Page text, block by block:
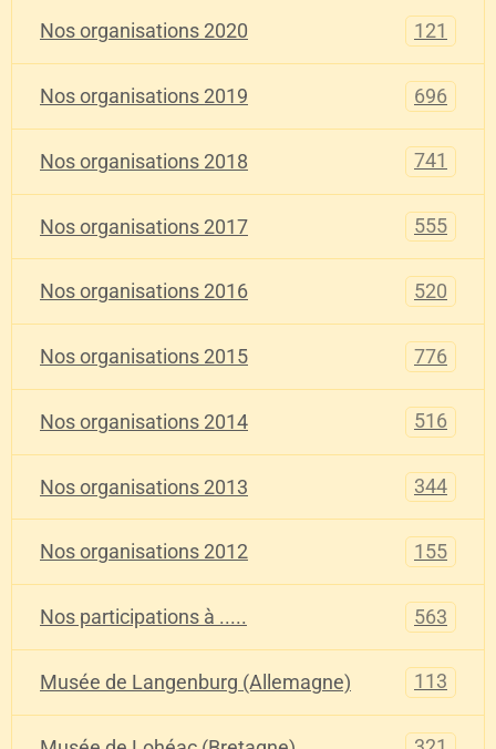
Nos organisations 2020 121
Nos organisations 2019 696
Nos organisations 2018 741
Nos organisations 2017 555
Nos organisations 2016 520
Nos organisations 2015 776
Nos organisations 2014 516
Nos organisations 2013 344
Nos organisations 2012 155
Nos participations à ..... 563
Musée de Langenburg (Allemagne) 113